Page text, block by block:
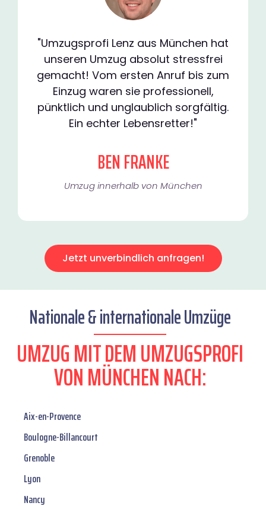
"Umzugsprofi Lenz aus München hat
unseren Umzug absolut stressfrei
gemacht! Vom ersten Anruf bis zum
Einzug waren sie professionell,
pünktlich und unglaublich sorgfältig.
Ein echter Lebensretter!"
BEN FRANKE
Umzug innerhalb von München​
Jetzt unverbindlich anfragen!
Nationale & internationale Umzüge
UMZUG MIT DEM UMZUGSPROFI
VON MÜNCHEN NACH:
Aix-en-Provence
Boulogne-Billancourt
Grenoble
Lyon
Nancy